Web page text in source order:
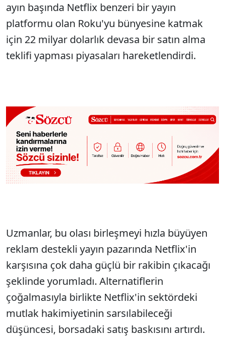
ayın başında Netflix benzeri bir yayın
platformu olan Roku'yu bünyesine katmak
için 22 milyar dolarlık devasa bir satın alma
teklifi yapması piyasaları hareketlendirdi.
Uzmanlar, bu olası birleşmeyi hızla büyüyen
reklam destekli yayın pazarında Netflix'in
karşısına çok daha güçlü bir rakibin çıkacağı
şeklinde yorumladı. Alternatiflerin
çoğalmasıyla birlikte Netflix'in sektördeki
mutlak hakimiyetinin sarsılabileceği
düşüncesi, borsadaki satış baskısını artırdı.